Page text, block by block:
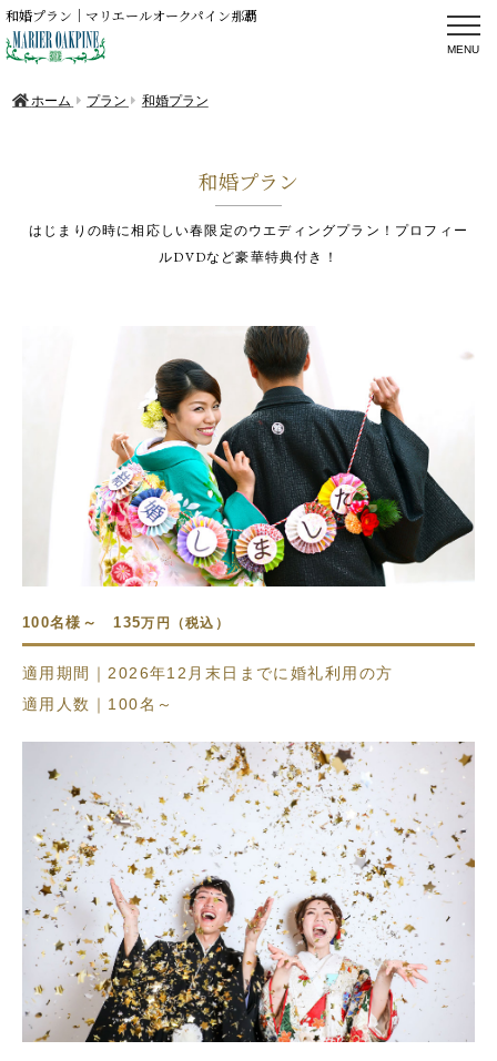
和婚プラン｜マリエールオークパイン那覇
ホーム プラン 和婚プラン
和婚プラン
はじまりの時に相応しい春限定のウエディングプラン！プロフィー
ルDVDなど豪華特典付き！
100名様～ 135万円（税込）
適用期間｜2026年12月末日までに婚礼利用の方
適用人数｜100名～